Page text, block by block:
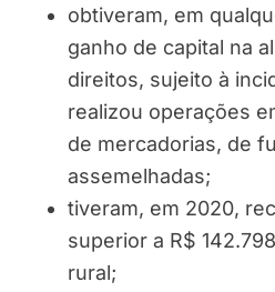
obtiveram, em
ganho de capital na
direitos, sujeito à
realizou operações
de mercadorias, de
assemelhadas;
tiveram, em 2020,
superior a R$
rural;